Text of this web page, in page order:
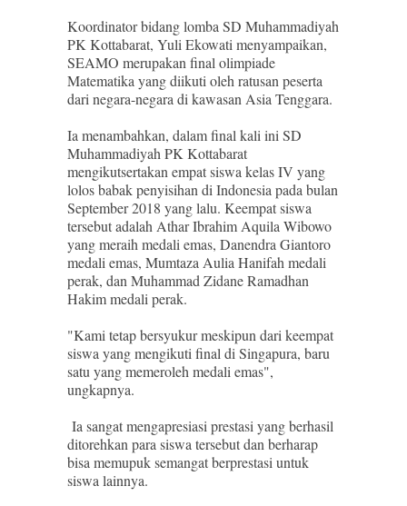
Koordinator bidang lomba SD Muhammadiyah
PK Kottabarat, Yuli Ekowati menyampaikan,
SEAMO merupakan final olimpiade
Matematika yang diikuti oleh ratusan peserta
dari negara-negara di kawasan Asia Tenggara.
Ia menambahkan, dalam final kali ini SD
Muhammadiyah PK Kottabarat
mengikutsertakan empat siswa kelas IV yang
lolos babak penyisihan di Indonesia pada bulan
September 2018 yang lalu. Keempat siswa
tersebut adalah Athar Ibrahim Aquila Wibowo
yang meraih medali emas, Danendra Giantoro
medali emas, Mumtaza Aulia Hanifah medali
perak, dan Muhammad Zidane Ramadhan
Hakim medali perak.
"Kami tetap bersyukur meskipun dari keempat
siswa yang mengikuti final di Singapura, baru
satu yang memeroleh medali emas",
ungkapnya.
Ia sangat mengapresiasi prestasi yang berhasil
ditorehkan para siswa tersebut dan berharap
bisa memupuk semangat berprestasi untuk
siswa lainnya.